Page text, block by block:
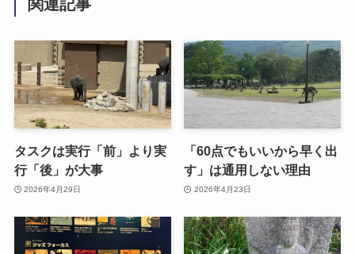
関連記事
タスクは実行「前」より実
行「後」が大事
2026年4月29日
「60点でもいいから早く出
す」は通用しない理由
2026年4月23日